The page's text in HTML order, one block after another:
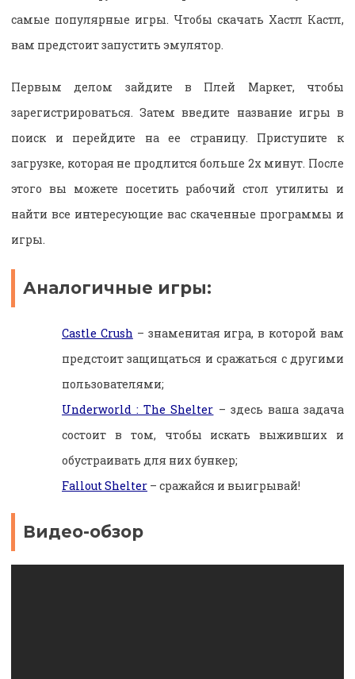
самые популярные игры. Чтобы скачать Хастл Кастл,
вам предстоит запустить эмулятор.
Первым делом зайдите в Плей Маркет, чтобы
зарегистрироваться. Затем введите название игры в
поиск и перейдите на ее страницу. Приступите к
загрузке, которая не продлится больше 2х минут. После
этого вы можете посетить рабочий стол утилиты и
найти все интересующие вас скаченные программы и
игры.
Аналогичные игры:
Castle Crush – знаменитая игра, в которой вам
предстоит защищаться и сражаться с другими
пользователями;
Underworld : The Shelter – здесь ваша задача
состоит в том, чтобы искать выживших и
обустраивать для них бункер;
Fallout Shelter – сражайся и выигрывай!
Видео-обзор